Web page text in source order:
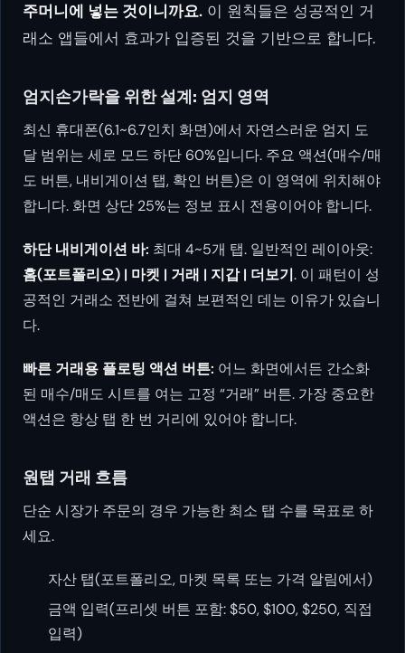
주머니에 넣는 것이니까요. 이 원칙들은 성공적인 거
래소 앱들에서 효과가 입증된 것을 기반으로 합니다.
엄지손가락을 위한 설계: 엄지 영역
최신 휴대폰(6.1~6.7인치 화면)에서 자연스러운 엄지 도
달 범위는 세로 모드 하단 60%입니다. 주요 액션(매수/매
도 버튼, 내비게이션 탭, 확인 버튼)은 이 영역에 위치해야
합니다. 화면 상단 25%는 정보 표시 전용이어야 합니다.
하단 내비게이션 바: 최대 4~5개 탭. 일반적인 레이아웃:
홈(포트폴리오) | 마켓 | 거래 | 지갑 | 더보기. 이 패턴이 성
공적인 거래소 전반에 걸쳐 보편적인 데는 이유가 있습니
다.
빠른 거래용 플로팅 액션 버튼: 어느 화면에서든 간소화
된 매수/매도 시트를 여는 고정 “거래” 버튼. 가장 중요한
액션은 항상 탭 한 번 거리에 있어야 합니다.
원탭 거래 흐름
단순 시장가 주문의 경우 가능한 최소 탭 수를 목표로 하
세요.
자산 탭(포트폴리오, 마켓 목록 또는 가격 알림에서)
금액 입력(프리셋 버튼 포함: $50, $100, $250, 직접
입력)